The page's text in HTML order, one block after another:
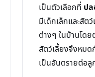
เป็นตัวเลือกที่ ป
มีเด็กเล็กและสัต
ต่างๆ ในบ้านโด
สัตว์เลี้ยงจึงหมด
เป็นอันตรายต่อ